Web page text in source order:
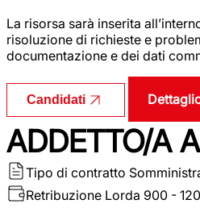
La risorsa sarà inserita
risoluzione di richieste e
documentazione e dei dati
Candidati
ADDETTO/A
Tipo di contratto
Retribuzione Lorda 900 -